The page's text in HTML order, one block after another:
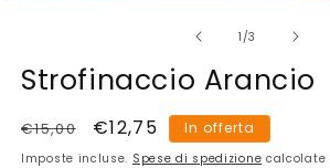
finestra
1 /su
3
Strofinaccio Arancio
Prezzo
di
€15,00
Prezzo
scontato
€12,75 In offerta
Imposte incluse. Spese di spedizione calcolate